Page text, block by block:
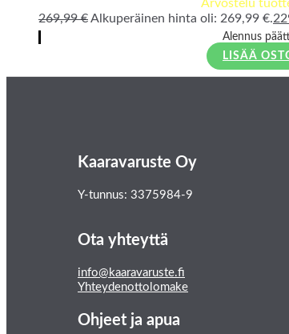
Arvostelu
269,99€Alkuperäinen hinta oli: 269,99 €.
Alennus
LISÄÄ
Kaaravaruste Oy
Y-tunnus: 3375984-9
Ota yhteyttä
info@kaaravaruste.fi
Yhteydenottolomake
Ohjeet ja apua